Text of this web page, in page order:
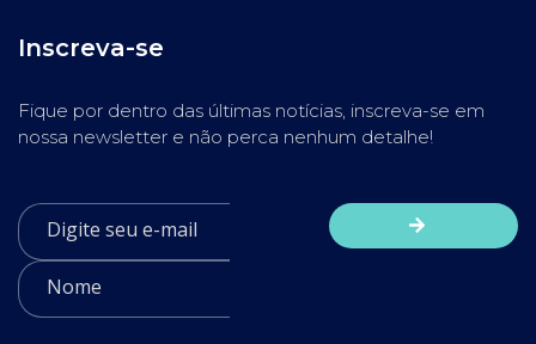
Inscreva-se
Fique por dentro das últimas notícias, inscreva-se em
nossa newsletter e não perca nenhum detalhe!